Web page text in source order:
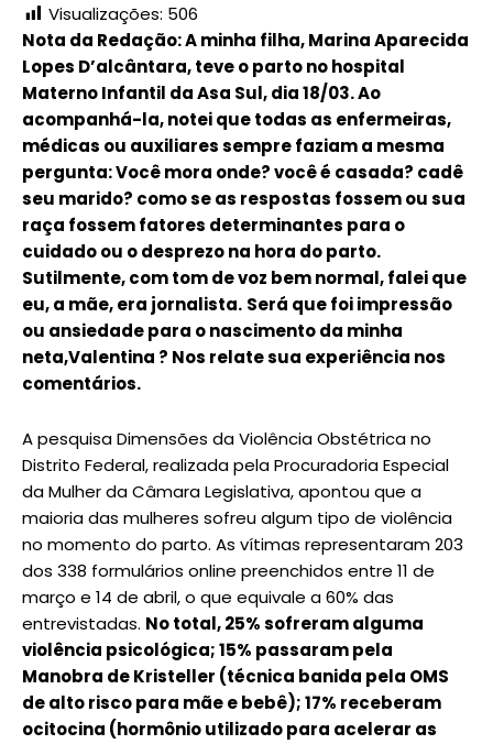
Visualizações: 506
Nota da Redação: A minha filha, Marina Aparecida
Lopes D’alcântara, teve o parto no hospital
Materno Infantil da Asa Sul, dia 18/03. Ao
acompanhá-la, notei que todas as enfermeiras,
médicas ou auxiliares sempre faziam a mesma
pergunta: Você mora onde? você é casada? cadê
seu marido? como se as respostas fossem ou sua
raça fossem fatores determinantes para o
cuidado ou o desprezo na hora do parto.
Sutilmente, com tom de voz bem normal, falei que
eu, a mãe, era jornalista. Será que foi impressão
ou ansiedade para o nascimento da minha
neta,Valentina ? Nos relate sua experiência nos
comentários.
A pesquisa Dimensões da Violência Obstétrica no
Distrito Federal, realizada pela Procuradoria Especial
da Mulher da Câmara Legislativa, apontou que a
maioria das mulheres sofreu algum tipo de violência
no momento do parto. As vítimas representaram 203
dos 338 formulários online preenchidos entre 11 de
março e 14 de abril, o que equivale a 60% das
entrevistadas. No total, 25% sofreram alguma
violência psicológica; 15% passaram pela
Manobra de Kristeller (técnica banida pela OMS
de alto risco para mãe e bebê); 17% receberam
ocitocina (hormônio utilizado para acelerar as